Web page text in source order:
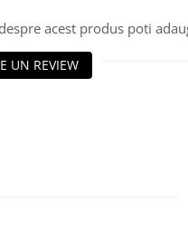
acest produs poti
UN REVIEW